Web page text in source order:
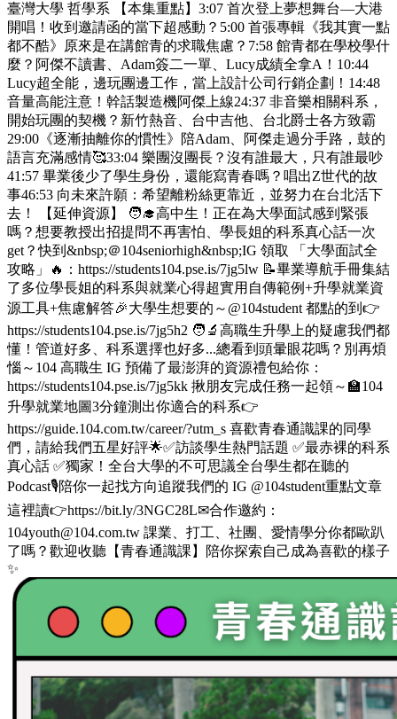
臺灣大學 哲學系 【本集重點】3:07 首次登上夢想舞台—大港
開唱！收到邀請函的當下超感動？5:00 首張專輯《我其實一點
都不酷》原來是在講館青的求職焦慮？7:58 館青都在學校學什
麼？阿傑不讀書、Adam簽二一單、Lucy成績全拿A！10:44
Lucy超全能，邊玩團邊工作，當上設計公司行銷企劃！14:48
音量高能注意！幹話製造機阿傑上線24:37 非音樂相關科系，
開始玩團的契機？新竹熱音、台中吉他、台北爵士各方致霸
29:00《逐漸抽離你的慣性》陪Adam、阿傑走過分手路，鼓的
語言充滿感情🥰33:04 樂團沒團長？沒有誰最大，只有誰最吵
41:57 畢業後少了學生身份，還能寫青春嗎？唱出Z世代的故
事46:53 向未來許願：希望離粉絲更靠近，並努力在台北活下
去！ 【延伸資源】 🧑‍🎓高中生！正在為大學面試感到緊張
嗎？想要教授出招提問不再害怕、學長姐的科系真心話一次
get？快到&nbsp;＠104seniorhigh&nbsp;IG 領取 「大學面試全
攻略」🔥：https://students104.pse.is/7jg5lw 📝畢業導航手冊集結
了多位學長姐的科系與就業心得超實用自傳範例+升學就業資
源工具+焦慮解答🎉大學生想要的～@104student 都點的到👉
https://students104.pse.is/7jg5h2 🧑‍🔬高職生升學上的疑慮我們都
懂！管道好多、科系選擇也好多...總看到頭暈眼花嗎？別再煩
惱～104 高職生 IG 預備了最澎湃的資源禮包給你：
https://students104.pse.is/7jg5kk 揪朋友完成任務一起領～🏫104
升學就業地圖3分鐘測出你適合的科系👉
https://guide.104.com.tw/career/?utm_s 喜歡青春通識課的同學
們，請給我們五星好評🌟✅訪談學生熱門話題 ✅最赤裸的科系
真心話 ✅獨家！全台大學的不可思議全台學生都在聽的
Podcast🎙️陪你一起找方向追蹤我們的 IG @104student重點文章
這裡讀👉https://bit.ly/3NGC28L✉合作邀約：
104youth@104.com.tw 課業、打工、社團、愛情學分你都歐趴
了嗎？歡迎收聽【青春通識課】陪你探索自己成為喜歡的樣子
✨